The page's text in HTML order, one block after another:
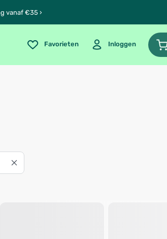
vanaf €35 ›
Favorieten Inloggen